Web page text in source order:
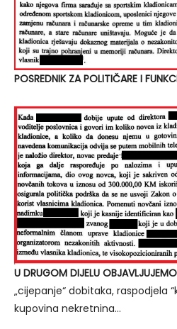
POSREDNIK ZA POLITIČARE I
U DRUGOM DIJELU OBJAVLJUJEMO
„cijepanje“ dobitaka, raspodjela
kupovina nekretnina…